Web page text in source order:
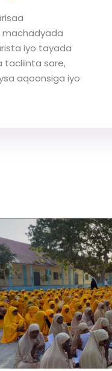
iyo tayada
tacliinta sare,
aqoonsiga iyo